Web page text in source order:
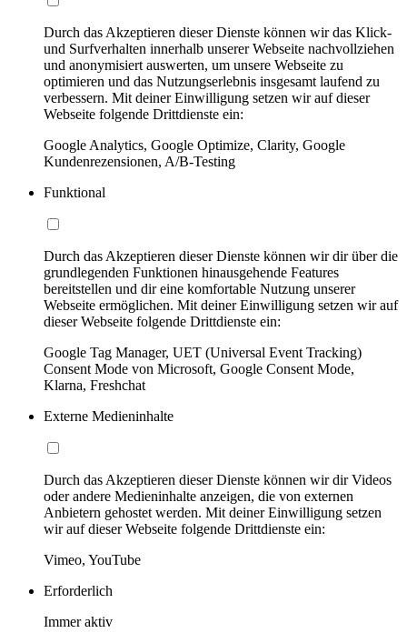
Durch das Akzeptieren dieser Dienste können wir das Klick-
und Surfverhalten innerhalb unserer Webseite nachvollziehen
und anonymisiert auswerten, um unsere Webseite zu
optimieren und das Nutzungserlebnis insgesamt laufend zu
verbessern. Mit deiner Einwilligung setzen wir auf dieser
Webseite folgende Drittdienste ein:
Google Analytics, Google Optimize, Clarity, Google
Kundenrezensionen, A/B-Testing
Funktional
Durch das Akzeptieren dieser Dienste können wir dir über die
grundlegenden Funktionen hinausgehende Features
bereitstellen und dir eine komfortable Nutzung unserer
Webseite ermöglichen. Mit deiner Einwilligung setzen wir auf
dieser Webseite folgende Drittdienste ein:
Google Tag Manager, UET (Universal Event Tracking)
Consent Mode von Microsoft, Google Consent Mode,
Klarna, Freshchat
Externe Medieninhalte
Durch das Akzeptieren dieser Dienste können wir dir Videos
oder andere Medieninhalte anzeigen, die von externen
Anbietern gehostet werden. Mit deiner Einwilligung setzen
wir auf dieser Webseite folgende Drittdienste ein:
Vimeo, YouTube
Erforderlich
Immer aktiv